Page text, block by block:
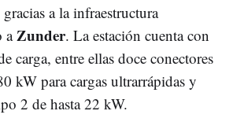
gracias a la infraestructura
aZunder. La estación cuenta con
carga, entre ellas doce conectores
kW para cargas ultrarrápidas y
2 de hasta 22 kW.